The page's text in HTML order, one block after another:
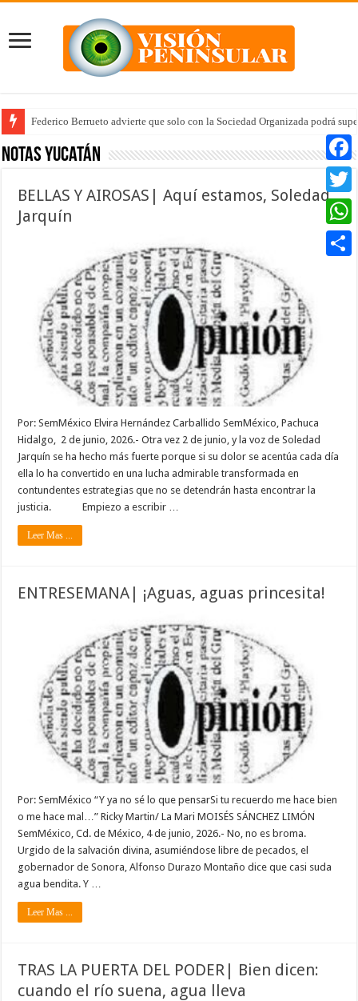
Federico Berrueto advierte que solo con la Sociedad Organizada podrá
Notas Yucatán
BELLAS Y AIROSAS| Aquí estamos, Soledad
Jarquín
Por: SemMéxico Elvira Hernández Carballido SemMéxico, Pachuca
Hidalgo, 2 de junio, 2026.- Otra vez 2 de junio, y la voz de Soledad
Jarquín se ha hecho más fuerte porque si su dolor se acentúa cada día
ella lo ha convertido en una lucha admirable transformada en
contundentes estrategias que no se detendrán hasta encontrar la
justicia. Empiezo a escribir …
Leer Mas ...
ENTRESEMANA| ¡Aguas, aguas princesita!
Por: SemMéxico “Y ya no sé lo que pensarSi tu recuerdo me hace bien
o me hace mal…” Ricky Martin/ La Mari MOISÉS SÁNCHEZ LIMÓN
SemMéxico, Cd. de México, 4 de junio, 2026.- No, no es broma.
Urgido de la salvación divina, asumiéndose libre de pecados, el
gobernador de Sonora, Alfonso Durazo Montaño dice que casi suda
agua bendita. Y …
Leer Mas ...
TRAS LA PUERTA DEL PODER| Bien dicen:
cuando el río suena, agua lleva
Twitter